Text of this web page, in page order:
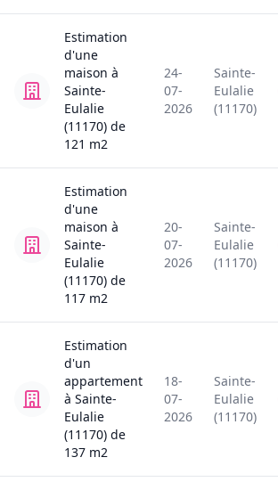
Estimation
d'une
maison à
Sainte-
Eulalie
(11170) de
121 m2
24-
07-
2026
Sainte-
Eulalie
(11170)
Estimation
d'une
maison à
Sainte-
Eulalie
(11170) de
117 m2
20-
07-
2026
Sainte-
Eulalie
(11170)
Estimation
d'un
appartement
à Sainte-
Eulalie
(11170) de
137 m2
18-
07-
2026
Sainte-
Eulalie
(11170)